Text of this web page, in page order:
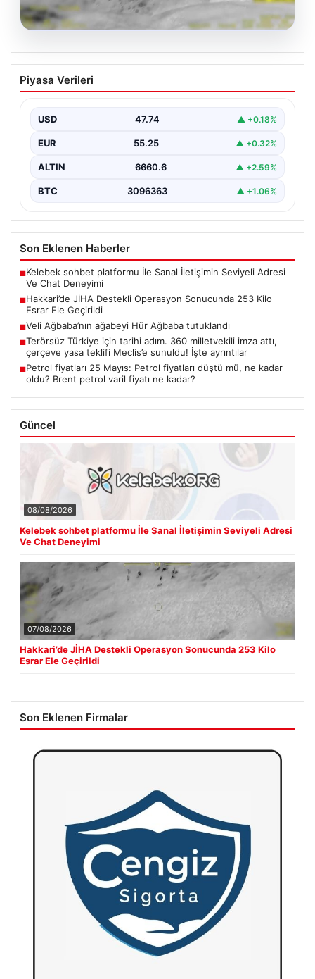
07.08.2026
Hakkari’de JİHA Destekli Operasyon
Sonucunda 253 Kilo Esrar Ele Geçirildi
Hakkari'de jandarma ekipleri tarafından gerçekleştirilen
insansız hava aracı (JİHA)…
Piyasa Verileri
USD 47.74 ▲ +0.18%
EUR 55.25 ▲ +0.32%
ALTIN 6660.6 ▲ +2.59%
BTC 3096363 ▲ +1.06%
Son Eklenen Haberler
■Kelebek sohbet platformu İle Sanal İletişimin Seviyeli Adresi
Ve Chat Deneyimi
■Hakkari’de JİHA Destekli Operasyon Sonucunda 253 Kilo
Esrar Ele Geçirildi
■Veli Ağbaba’nın ağabeyi Hür Ağbaba tutuklandı
■Terörsüz Türkiye için tarihi adım. 360 milletvekili imza attı,
çerçeve yasa teklifi Meclis’e sunuldu! İşte ayrıntılar
■Petrol fiyatları 25 Mayıs: Petrol fiyatları düştü mü, ne kadar
oldu? Brent petrol varil fiyatı ne kadar?
Güncel
08/08/2026
Kelebek sohbet platformu İle Sanal İletişimin Seviyeli Adresi
Ve Chat Deneyimi
07/08/2026
Hakkari’de JİHA Destekli Operasyon Sonucunda 253 Kilo
Esrar Ele Geçirildi
Son Eklenen Firmalar